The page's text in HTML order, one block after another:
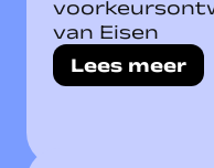
van Eisen
Lees meer